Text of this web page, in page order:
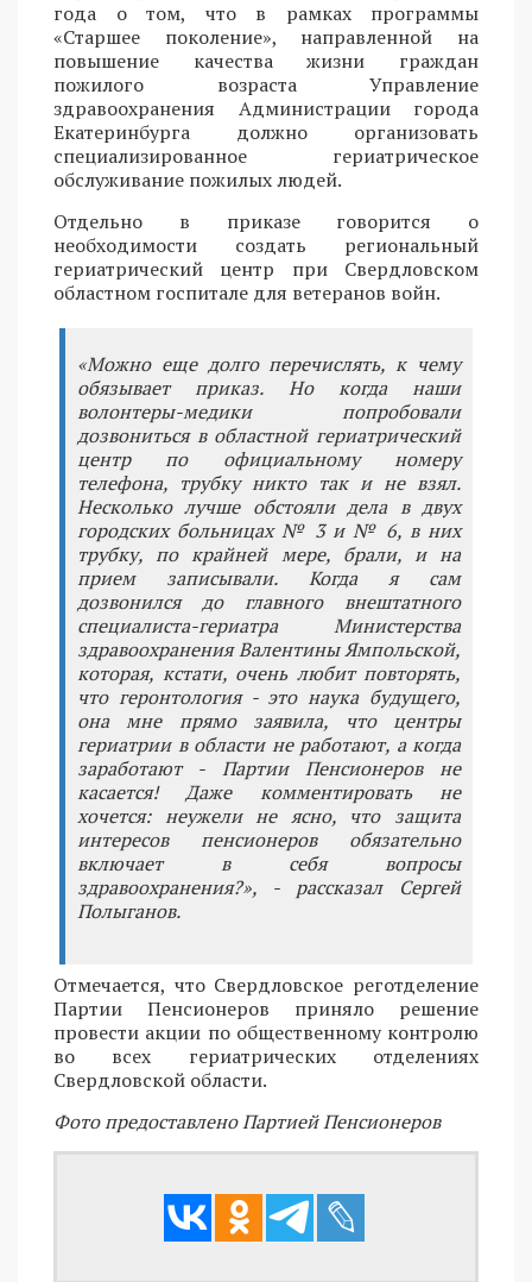
года о том, что в рамках программы
«Старшее поколение», направленной на
повышение качества жизни граждан
пожилого возраста Управление
здравоохранения Администрации города
Екатеринбурга должно организовать
специализированное гериатрическое
обслуживание пожилых людей.
Отдельно в приказе говорится о
необходимости создать региональный
гериатрический центр при Свердловском
областном госпитале для ветеранов войн.
«Можно еще долго перечислять, к чему
обязывает приказ. Но когда наши
волонтеры-медики попробовали
дозвониться в областной гериатрический
центр по официальному номеру
телефона, трубку никто так и не взял.
Несколько лучше обстояли дела в двух
городских больницах № 3 и № 6, в них
трубку, по крайней мере, брали, и на
прием записывали. Когда я сам
дозвонился до главного внештатного
специалиста-гериатра Министерства
здравоохранения Валентины Ямпольской,
которая, кстати, очень любит повторять,
что геронтология - это наука будущего,
она мне прямо заявила, что центры
гериатрии в области не работают, а когда
заработают - Партии Пенсионеров не
касается! Даже комментировать не
хочется: неужели не ясно, что защита
интересов пенсионеров обязательно
включает в себя вопросы
здравоохранения?», - рассказал Сергей
Полыганов.
Отмечается, что Свердловское реготделение
Партии Пенсионеров приняло решение
провести акции по общественному контролю
во всех гериатрических отделениях
Свердловской области.
Фото предоставлено Партией Пенсионеров